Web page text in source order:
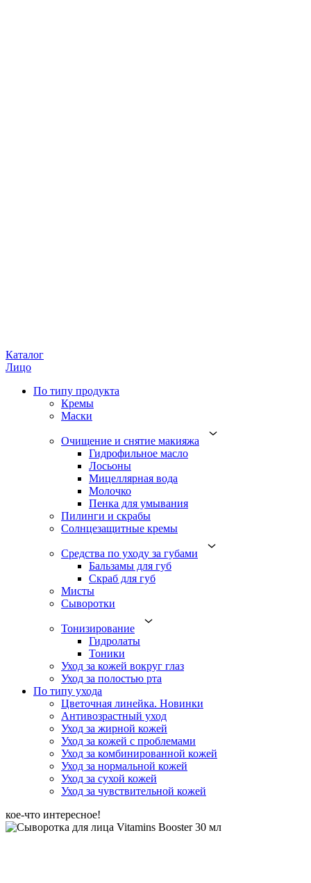
Каталог
Лицо
По типу продукта
Кремы
Маски
Очищение и снятие макияжа
Гидрофильное масло
Лосьоны
Мицеллярная вода
Молочко
Пенка для умывания
Пилинги и скрабы
Солнцезащитные кремы
Средства по уходу за губами
Бальзамы для губ
Скраб для губ
Мисты
Сыворотки
Тонизирование
Гидролаты
Тоники
Уход за кожей вокруг глаз
Уход за полостью рта
По типу ухода
Цветочная линейка. Новинки
Антивозрастный уход
Уход за жирной кожей
Уход за кожей с проблемами
Уход за комбинированной кожей
Уход за нормальной кожей
Уход за сухой кожей
Уход за чувствительной кожей
кое-что интересное!